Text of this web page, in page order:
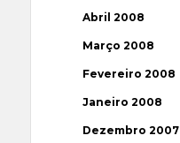
Abril 2008
Março 2008
Fevereiro 2008
Janeiro 2008
Dezembro 2007